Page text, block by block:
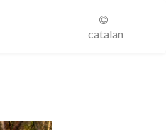
catalan